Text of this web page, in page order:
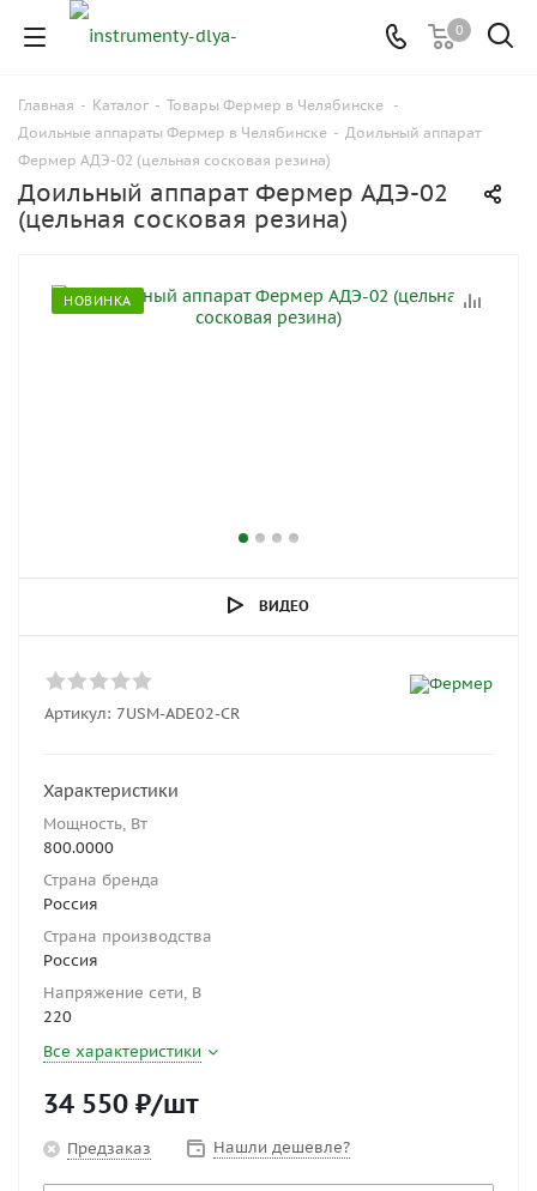
0
Главная - Каталог - Товары Фермер в Челябинске -
Доильные аппараты Фермер в Челябинске - Доильный аппарат
Фермер АДЭ-02 (цельная сосковая резина)
Доильный аппарат Фермер АДЭ-02
(цельная сосковая резина)
НОВИНКА
ВИДЕО
Артикул: 7USM-ADE02-CR
Характеристики
Мощность, Вт
800.0000
Страна бренда
Россия
Страна производства
Россия
Напряжение сети, В
220
Все характеристики
34 550 ₽/шт
Предзаказ Нашли дешевле?